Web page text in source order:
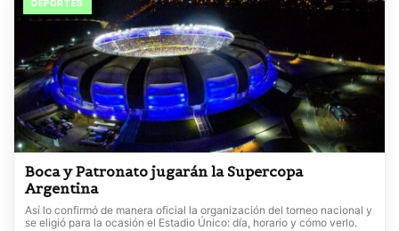
DEPORTES
Boca y Patronato jugarán la Supercopa
Argentina
Así lo confirmó de manera oficial la organización del torneo nacional y
se eligió para la ocasión el Estadio Único: día, horario y cómo verlo.